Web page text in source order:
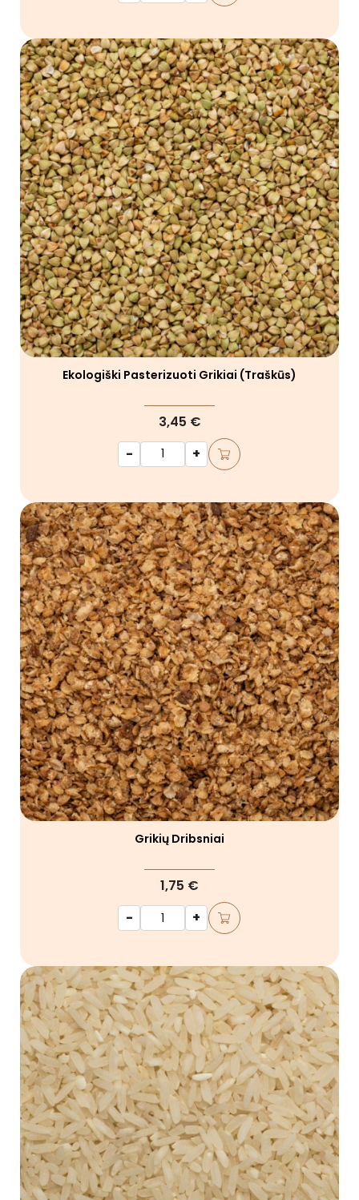
Ekologiški Pasterizuoti Grikiai (traškūs)
3,45 €
-
+
Grikių Dribsniai
1,75 €
-
+